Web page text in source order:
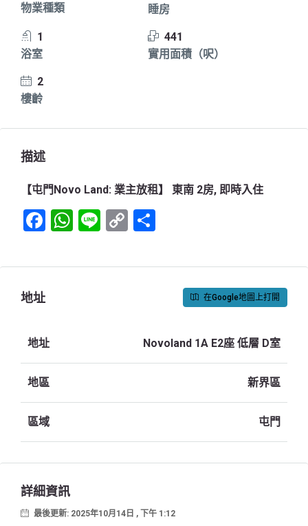
物業種類
睡房
1
浴室
441
實用面積（呎）
2
樓齡
描述
【屯門Novo Land: 業主放租】 東南 2房, 即時入住
Facebook
WhatsApp
LineCopy
地址 在Google地圖上打開
地址 Novoland 1A E2座 低層 D室
地區 新界區
區域 屯門
詳細資訊
最後更新: 2025年10月14日 , 下午 1:12